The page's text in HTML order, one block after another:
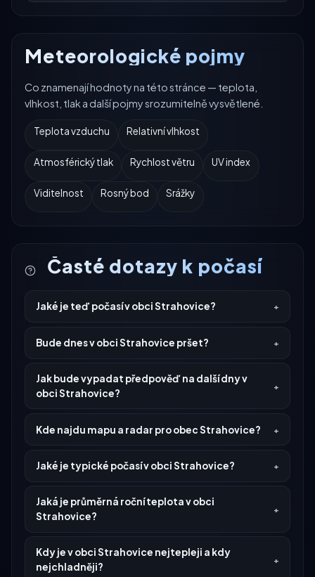
Meteorologické pojmy
Co znamenají hodnoty na této stránce — teplota,
vlhkost, tlak a další pojmy srozumitelně vysvětlené.
Teplota vzduchu Relativní vlhkost
Atmosférický tlak Rychlost větru UV index
Viditelnost Rosný bod Srážky
Časté dotazy k počasí
Jaké je teď počasí v obci Strahovice?
Bude dnes v obci Strahovice pršet?
Jak bude vypadat předpověď na další dny v
obci Strahovice?
Kde najdu mapu a radar pro obec Strahovice?
Jaké je typické počasí v obci Strahovice?
Jaká je průměrná roční teplota v obci
Strahovice?
Kdy je v obci Strahovice nejtepleji a kdy
nejchladněji?